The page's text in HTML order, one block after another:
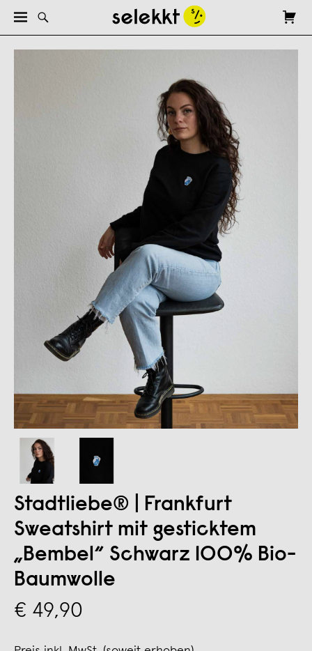
Stadtliebe® | Frankfurt
Sweatshirt mit gesticktem
„Bembel“ Schwarz 100% Bio-
Baumwolle
€ 49,90